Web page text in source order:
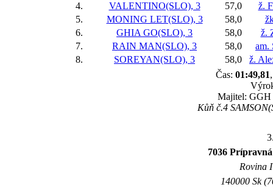
4.
VALENTINO(SLO), 3 57,0
ž.
5.
MONING LET(SLO), 3 58,0
6.
GHIA GO(SLO), 3 58,0
ž.
7.
RAIN MAN(SLO), 3 58,0
am.
8.
SOREYAN(SLO), 3 58,0
ž.
Čas: 01:49,81
Majitel: GGH
Kůň č.4
7036
Rovina
140000 Sk